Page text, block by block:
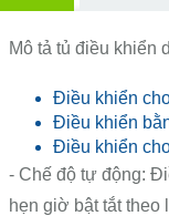
Mô tả tủ điều khiển
Điều khiển
Điều khiển
Điều khiển
- Chế độ tự động:
hẹn giờ bật tắt theo